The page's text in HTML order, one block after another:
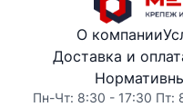
О компании
Доставка и
Пн-Чт: 8:30 - 17:30 Пт: